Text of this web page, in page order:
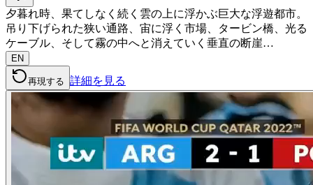
夕暮れ時、果てしなく続く雲の上に浮かぶ巨大な浮遊都市。
吊り下げられた狭い通路、宙に浮く市場、タービン橋、光る
ケーブル、そして霧の中へと消えていく垂直の断崖…
EN
再現する 詳細を見る